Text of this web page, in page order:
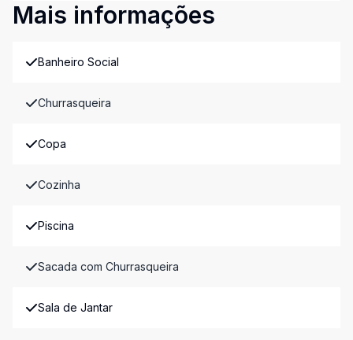
Mais informações
Banheiro Social
Churrasqueira
Copa
Cozinha
Piscina
Sacada com Churrasqueira
Sala de Jantar